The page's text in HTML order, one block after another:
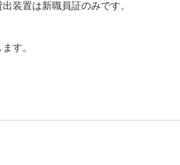
装置は新職員証のみです。
す。